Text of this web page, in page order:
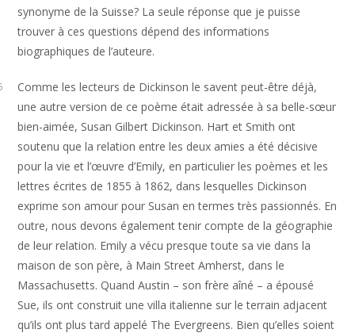
synonyme de la Suisse? La seule réponse que je puisse
trouver à ces questions dépend des informations
biographiques de l’auteure.
Comme les lecteurs de Dickinson le savent peut-être déjà,
une autre version de ce poème était adressée à sa belle-sœur
bien-aimée, Susan Gilbert Dickinson. Hart et Smith ont
soutenu que la relation entre les deux amies a été décisive
pour la vie et l’œuvre d’Emily, en particulier les poèmes et les
lettres écrites de 1855 à 1862, dans lesquelles Dickinson
exprime son amour pour Susan en termes très passionnés. En
outre, nous devons également tenir compte de la géographie
de leur relation. Emily a vécu presque toute sa vie dans la
maison de son père, à Main Street Amherst, dans le
Massachusetts. Quand Austin – son frère aîné – a épousé
Sue, ils ont construit une villa italienne sur le terrain adjacent
qu’ils ont plus tard appelé The Evergreens. Bien qu’elles soient